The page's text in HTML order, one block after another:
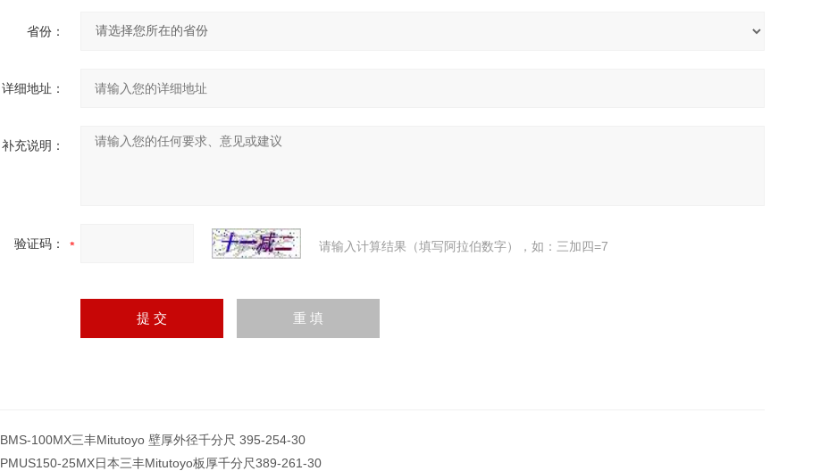
省份：
详细地址：
补充说明：
验证码： 请输入计算结果（填写阿拉伯数字），如：三加四=7
BMS-100MX三丰Mitutoyo 壁厚外径千分尺 395-254-30
PMUS150-25MX日本三丰Mitutoyo板厚千分尺389-261-30